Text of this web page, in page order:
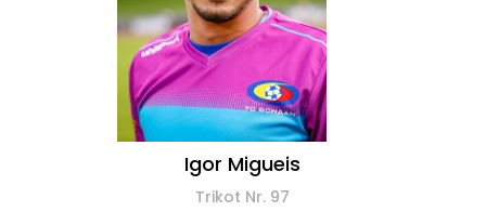
Igor Migueis
Trikot Nr. 97